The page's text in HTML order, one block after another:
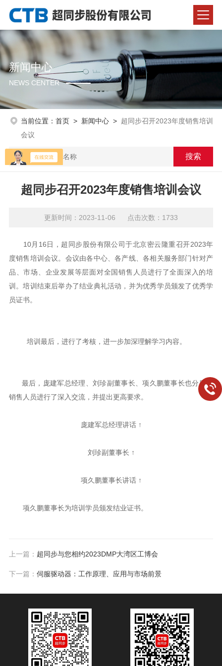
新闻中心
NEWS CENTER
当前位置： 首页> 新闻中心> 超同步召开2023年度销售培训
会议
超同步召开2023年度销售培训会议
更新时间：2023-11-06 点击次数：1733
10月16日，超同步股份有限公司于北京密云隆重召开2023年
度销售培训会议。会议由各中心、各产线、各相关服务部门针对产
品、市场、企业发展等层面对全国销售人员进行了全面深入的培
训。培训结束后举办了结业典礼活动，并为优秀学员颁发了优秀学
员证书。
培训最后，进行了考核，进一步加深理解学习内容。
最后，庞建军总经理、刘珍副董事长、项久鹏董事长也分别与
销售人员进行了深入交流，并提出更高要求。
庞建军总经理讲话 ↑
刘珍副董事长 ↑
项久鹏董事长讲话 ↑
项久鹏董事长为培训学员颁发结业证书。
上一篇： 超同步与您相约2023DMP大湾区工博会
下一篇： 伺服驱动器：工作原理、应用与市场前景